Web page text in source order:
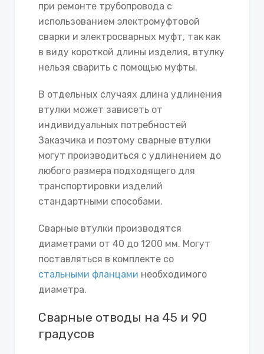
при ремонте трубопровода с
использованием электромуфтовой
сварки и электросварных муфт, так как
в виду короткой длины изделия, втулку
нельзя сварить с помощью муфты.
В отдельных случаях длина удлинения
втулки может зависеть от
индивидуальных потребностей
Заказчика и поэтому сварные втулки
могут производиться с удлинением до
любого размера подходящего для
транспортировки изделий
стандартными способами.
Сварные втулки производятся
диаметрами от 40 до 1200 мм. Могут
поставляться в комплекте со
стальными фланцами необходимого
диаметра.
Сварные отводы на 45 и 90
градусов